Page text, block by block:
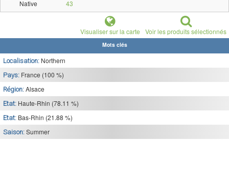
Native
43
Visualiser sur la carte Voir les produits sélectionnés
Mots clés
Localisation: Northern
Pays: France (100 %)
Région: Alsace
Etat: Haute-Rhin (78.11 %)
Etat: Bas-Rhin (21.88 %)
Saison: Summer